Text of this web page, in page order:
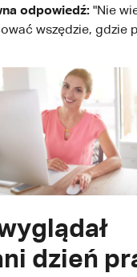
odpowiedź: "Nie
wszędzie, gdzie
dzień